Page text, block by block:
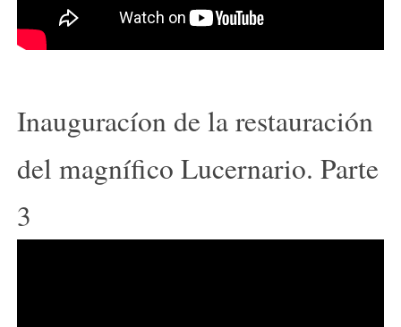
Inauguracíon de la restauración
del magnífico Lucernario. Parte
3